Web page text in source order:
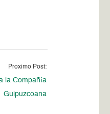
Proximo Post:
la Compañía
Guipuzcoana